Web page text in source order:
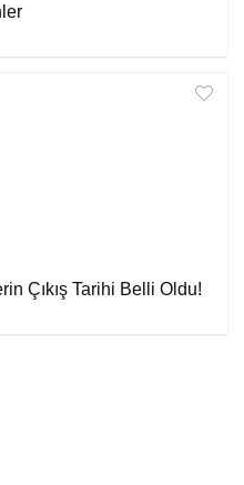
Çıkış Tarihi Belli Oldu!